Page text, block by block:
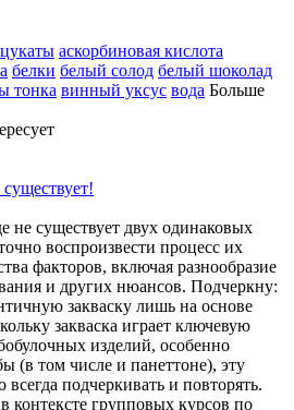
аскорбиновая кислота
белки белый солод белый шоколад
тонка винный уксус вода Больше
не существует двух одинаковых
воспроизвести процесс их
факторов, включая разнообразие
и других нюансов. Подчеркну:
закваску лишь на основе
закваска играет ключевую
изделий, особенно
(в том числе и панеттоне), эту
подчеркивать и повторять.
контексте групповых курсов по